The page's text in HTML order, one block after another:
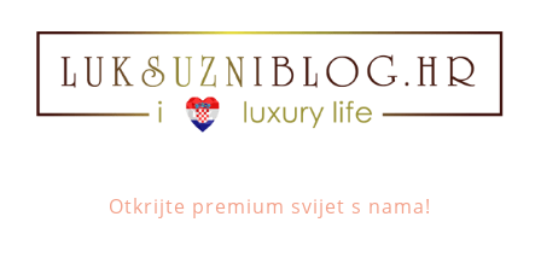
Otkrijte premium svijet s nama!